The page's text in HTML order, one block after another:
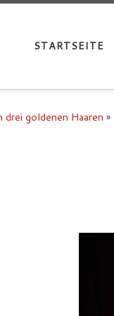
STARTSEITE
goldenen Haaren »